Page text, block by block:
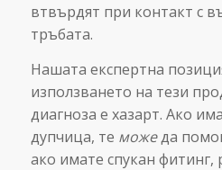
втвърдят при контакт с
тръбата.
Нашата експертна
използването на тези
диагноза е хазарт. Ако
дупчица, те можеда
ако имате спукан фитинг,